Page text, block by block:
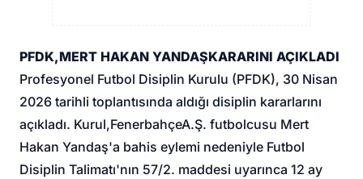
PFDK,MERT HAKAN YANDAŞKARARINI AÇIKLADI
Profesyonel Futbol Disiplin Kurulu (PFDK), 30 Nisan
2026 tarihli toplantısında aldığı disiplin kararlarını
açıkladı. Kurul,FenerbahçeA.Ş. futbolcusu Mert
Hakan Yandaş'a bahis eylemi nedeniyle Futbol
Disiplin Talimatı'nın 57/2. maddesi uyarınca 12 ay